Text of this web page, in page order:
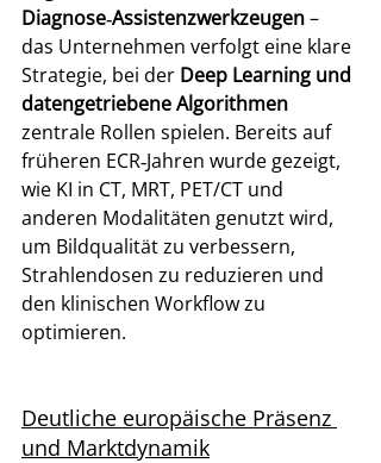
Diagnose‑Assistenzwerkzeugen –
das Unternehmen verfolgt eine klare
Strategie, bei der Deep Learning und
datengetriebene Algorithmen
zentrale Rollen spielen. Bereits auf
früheren ECR‑Jahren wurde gezeigt,
wie KI in CT, MRT, PET/CT und
anderen Modalitäten genutzt wird,
um Bildqualität zu verbessern,
Strahlendosen zu reduzieren und
den klinischen Workflow zu
optimieren.
Deutliche europäische Präsenz
und Marktdynamik